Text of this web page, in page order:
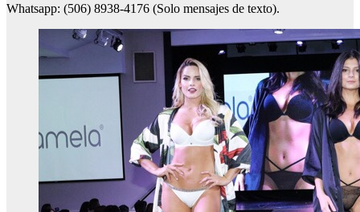
Whatsapp: (506) 8938-4176 (Solo mensajes de texto).